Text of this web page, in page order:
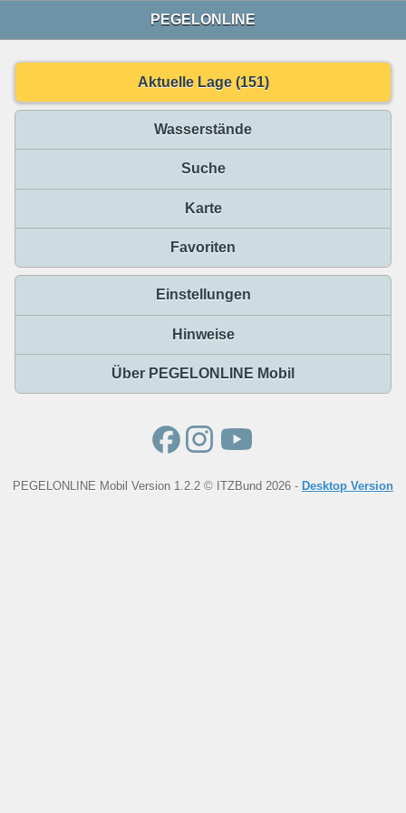
PEGELONLINE
Aktuelle Lage (151)
Wasserstände
Suche
Karte
Favoriten
Einstellungen
Hinweise
Über PEGELONLINE Mobil
PEGELONLINE Mobil Version 1.2.2 © ITZBund 2026 - Desktop Version